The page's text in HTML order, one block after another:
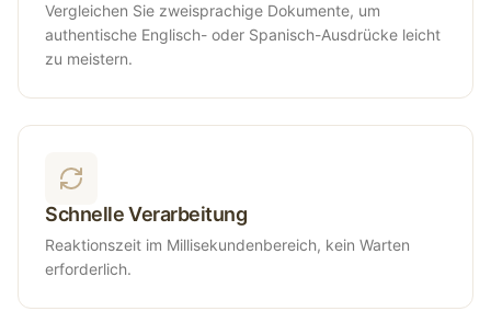
Vergleichen Sie zweisprachige Dokumente, um
authentische Englisch- oder Spanisch-Ausdrücke leicht
zu meistern.
Schnelle Verarbeitung
Reaktionszeit im Millisekundenbereich, kein Warten
erforderlich.